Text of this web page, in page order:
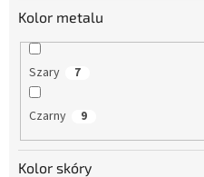
Kolor metalu
Szary 7
Czarny 9
Kolor skóry